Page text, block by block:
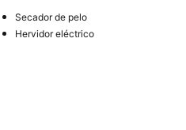
Secador de pelo
Hervidor eléctrico